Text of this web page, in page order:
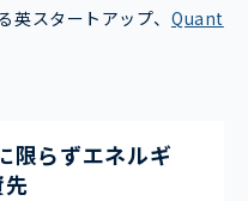
スタートアップ、 Quant
限らずエネルギ